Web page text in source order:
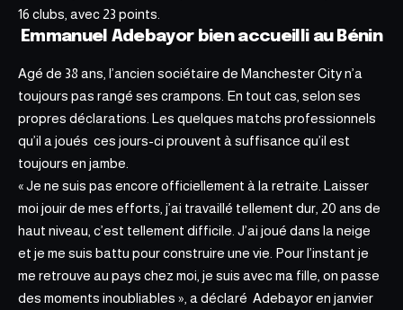
16 clubs, avec 23 points.
Emmanuel Adebayor bien accueilli au Bénin
Agé de 38 ans, l’ancien sociétaire de Manchester City n’a
toujours pas rangé ses crampons. En tout cas, selon ses
propres déclarations. Les quelques matchs professionnels
qu’il a joués ces jours-ci prouvent à suffisance qu’il est
toujours en jambe
« Je ne suis pas encore officiellement à la retraite. Laisser
moi jouir de mes efforts, j’ai travaillé tellement dur, 20 ans de
haut niveau, c’est tellement difficile. J’ai joué dans la neige
et je me suis battu pour construire une vie. Pour l’instant je
me retrouve au pays chez moi, je suis avec ma fille, on passe
des moments inoubliables », a déclaré Adebayor en janvier